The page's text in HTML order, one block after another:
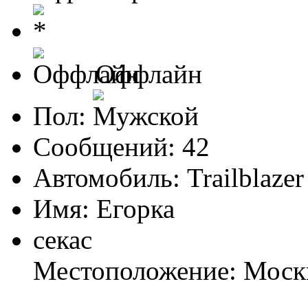
Оффлайн
Пол:
Сообщений: 42
Автомобиль:
Имя: Егорка
секас
Местоположение: